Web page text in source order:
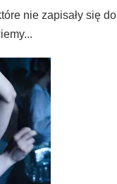
nie zapisały się do